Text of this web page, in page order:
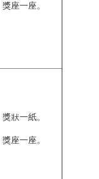
獎座一座。
獎狀一紙。
獎座一座。